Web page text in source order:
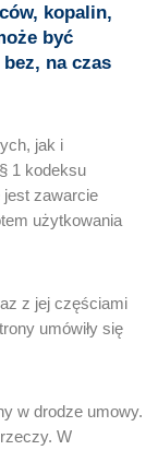
kopalin,
być
na czas
jak i
1 kodeksu
zawarcie
użytkowania
z jej częściami
umówiły się
w drodze umowy.
W